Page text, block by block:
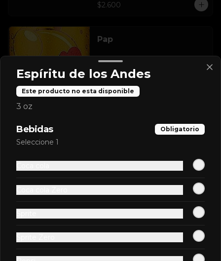
$2.600
Pap
$2.600
Pepsi Zero
Espíritu de los Andes
Este producto no esta disponible
3 oz
Bebidas Obligatorio
Seleccione 1